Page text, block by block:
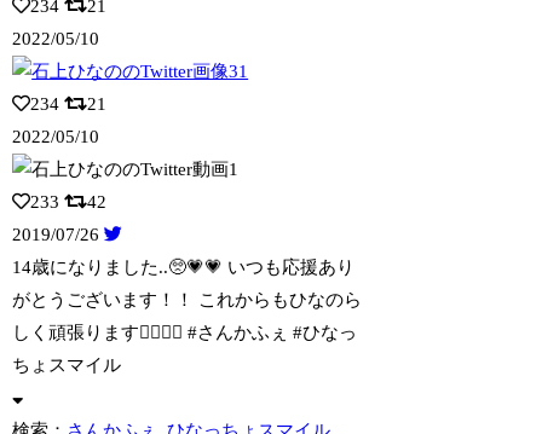
234
21
2022/05/10
234
21
2022/05/10
233
42
2019/07/26
14歳になりました..🥺💗💗 いつも応援あり
がとうございます！！ これからもひなのら
しく頑張ります✌🏻️✌🏻️ #さんかふぇ #ひなっ
ちょスマイル
検索： さんかふぇ ひなっちょスマイル